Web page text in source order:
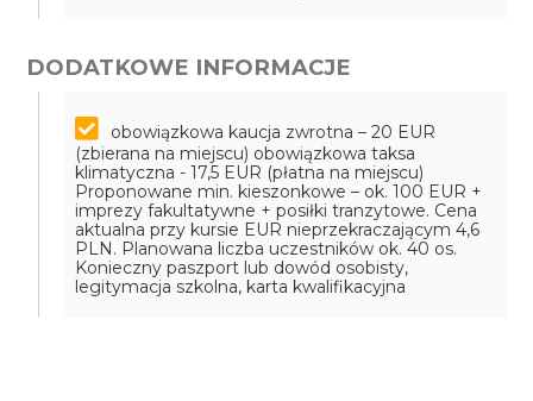
DODATKOWE INFORMACJE
obowiązkowa kaucja zwrotna – 20 EUR
(zbierana na miejscu) obowiązkowa taksa
klimatyczna - 17,5 EUR (płatna na miejscu)
Proponowane min. kieszonkowe – ok. 100 EUR +
imprezy fakultatywne + posiłki tranzytowe. Cena
aktualna przy kursie EUR nieprzekraczającym 4,6
PLN. Planowana liczba uczestników ok. 40 os.
Konieczny paszport lub dowód osobisty,
legitymacja szkolna, karta kwalifikacyjna